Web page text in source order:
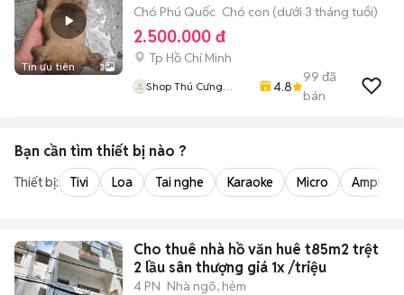
Tin ưu tiên 3
Chó Phú Quốc Chó con (dưới 3 tháng tuổi)
2.500.000 đ
Tp Hồ Chí Minh
Shop Thú Cưng
4.8
99 đã
bán
Bạn cần tìm thiết bị nào ?
Thiết bị: Tivi Loa Tai nghe Karaoke Micro Amply
Cho thuê nhà hồ văn huê t85m2 trệt
2 lầu sân thượng giá 1x /triệu
4 PN Nhà ngõ, hẻm